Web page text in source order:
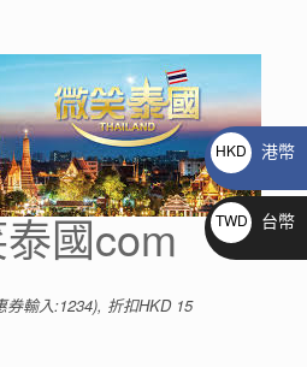
國com
券輸入:1234), 折扣HKD 15
HKD
港幣
TWD
NT$
台幣